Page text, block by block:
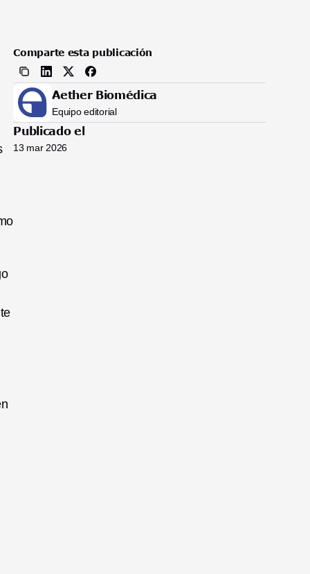
Comparte esta publicación
Aether Biomédica
Equipo editorial
Publicado el
13 mar 2026